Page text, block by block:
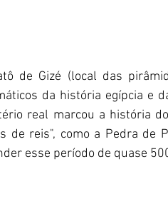
de Gizé (local das
da história egípcia e
real marcou a história
de reis", como a Pedra de
esse período de quase